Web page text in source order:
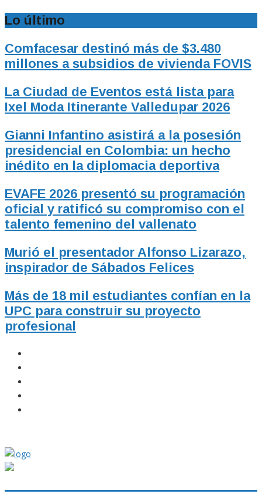
Lo último
Comfacesar destinó más de $3.480
millones a subsidios de vivienda FOVIS
La Ciudad de Eventos está lista para
Ixel Moda Itinerante Valledupar 2026
Gianni Infantino asistirá a la posesión
presidencial en Colombia: un hecho
inédito en la diplomacia deportiva
EVAFE 2026 presentó su programación
oficial y ratificó su compromiso con el
talento femenino del vallenato
Murió el presentador Alfonso Lizarazo,
inspirador de Sábados Felices
Más de 18 mil estudiantes confían en la
UPC para construir su proyecto
profesional